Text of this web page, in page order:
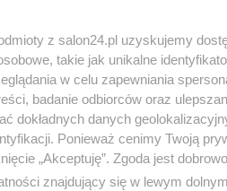
z salon24.pl uzyskujemy
takie jak unikalne
w celu zapewniania
badanie odbiorców oraz
dokładnych danych
Ponieważ cenimy Twoją
„Akceptuję”. Zgoda jest
znajdujący się w lewym